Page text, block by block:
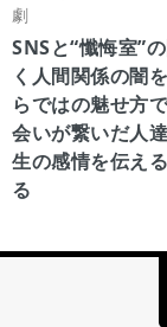
劇
SNSと“懺悔室”
く人間関係の闇
らではの魅せ方
会いが繋いだ人達
生の感情を伝え
る